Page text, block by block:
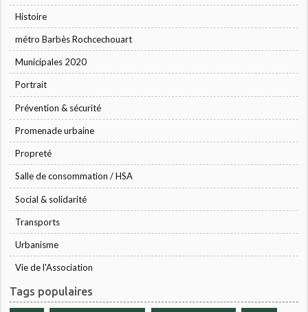
Histoire
métro Barbès Rochcechouart
Municipales 2020
Portrait
Prévention & sécurité
Promenade urbaine
Propreté
Salle de consommation / HSA
Social & solidarité
Transports
Urbanisme
Vie de l'Association
Tags populaires